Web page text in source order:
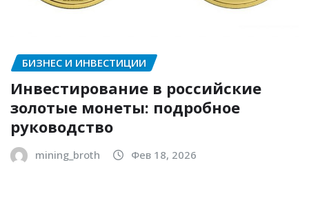
БИЗНЕС И ИНВЕСТИЦИИ
Инвестирование в российские
золотые монеты: подробное
руководство
mining_broth Фев 18, 2026